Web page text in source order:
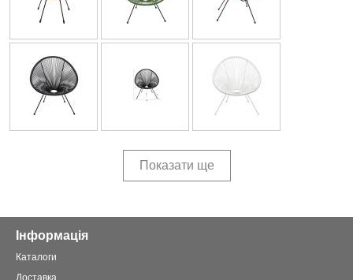
Показати ще
Інформація
Каталоги
Доставка